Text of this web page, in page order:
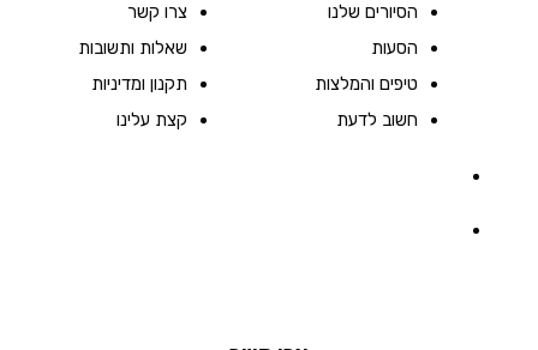
הסיורים שלנו
הסעות
טיפים והמלצות
חשוב לדעת
צרו קשר
שאלות ותשובות
תקנון ומדיניות
קצת עלינו